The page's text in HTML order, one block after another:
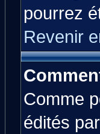
pourrez
Revenir
Comme
édités